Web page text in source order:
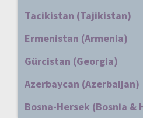
Tacikistan (Tajikistan)
Ermenistan (Armenia)
Gürcistan (Georgia)
Azerbaycan (Azerbaijan)
Bosna-Hersek (Bosnia &